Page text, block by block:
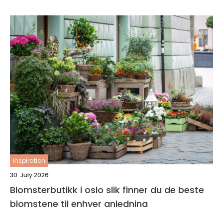
inspiration
30. July 2026
Blomsterbutikk i oslo slik finner du de beste
blomstene til enhver anledning